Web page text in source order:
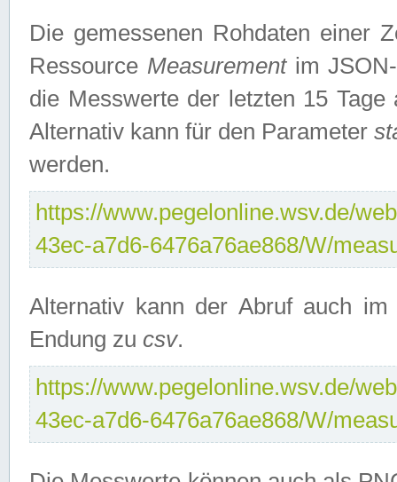
Die gemessenen Rohdaten einer
Ressource Measurementim JSON-
die Messwerte der letzten 15
Alternativ kann für den Parameter
werden.
https://www.pegelonline.wsv.de/
43ec-a7d6-6476a76ae868/W/
Alternativ kann der Abruf auch
Endung zu csv.
https://www.pegelonline.wsv.de/
43ec-a7d6-6476a76ae868/W/